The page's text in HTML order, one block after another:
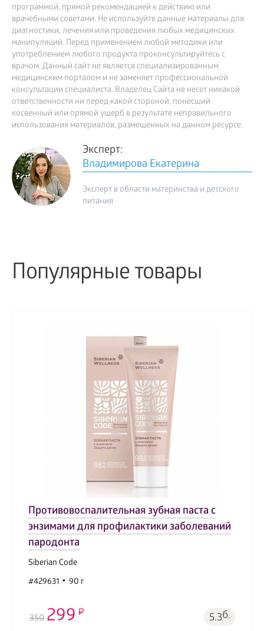
программой, прямой рекомендацией к действию или
врачебными советами. Не используйте данные материалы для
диагностики, лечения или проведения любых медицинских
манипуляций. Перед применением любой методики или
употреблением любого продукта проконсультируйтесь с
врачом. Данный сайт не является специализированным
медицинским порталом и не заменяет профессиональной
консультации специалиста. Владелец Сайта не несет никакой
ответственности ни перед какой стороной, понесший
косвенный или прямой ущерб в результате неправильного
использования материалов, размещенных на данном ресурсе.
Эксперт:
Владимирова Екатерина
Эксперт в области материнства и детского
питания
Популярные товары
Противовоспалительная зубная паста с
энзимами для профилактики заболеваний
пародонта
Siberian Code
#429631
90 г
350 299 5.3б.